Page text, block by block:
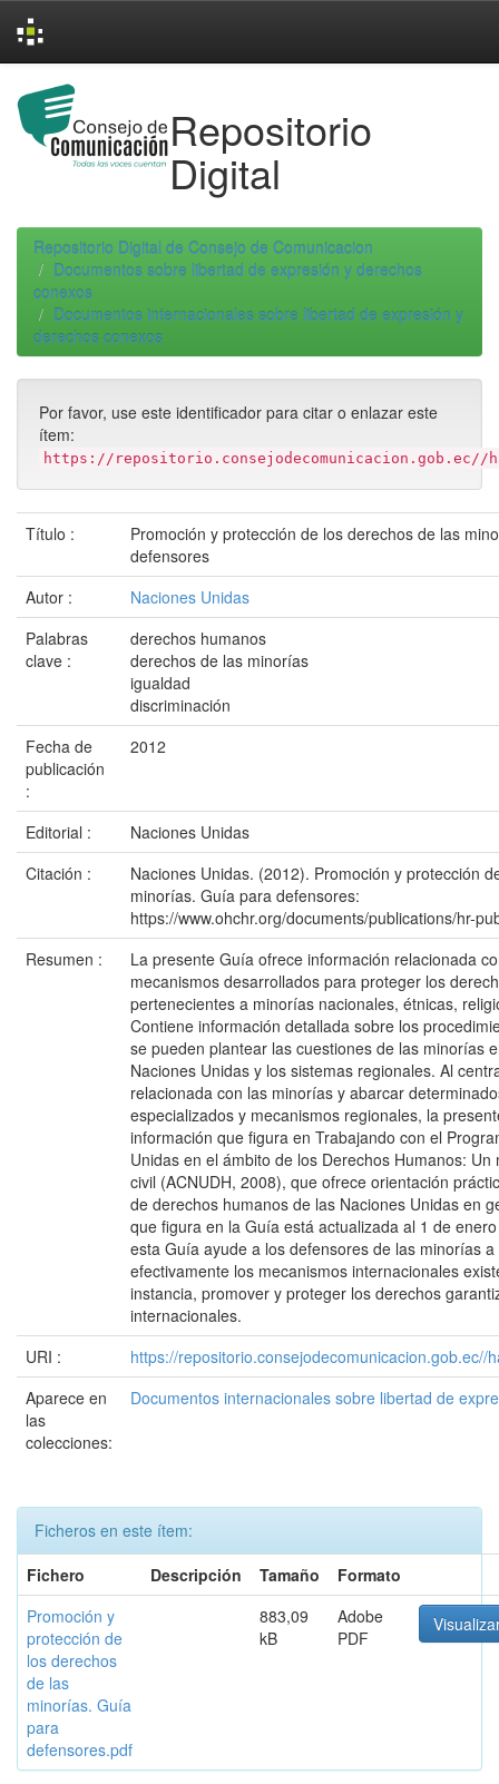
navigation
Repositorio
Digital
Repositorio Digital de Consejo de Comunicacion
Documentos sobre libertad de expresión y derechos
conexos
Documentos internacionales sobre libertad de expresión y
derechos conexos
Por favor, use este identificador para citar o enlazar este
ítem:
https://repositorio.consejodecomunicacion.gob.ec//
Título :
Promoción y protección de los derechos de las
defensores
Autor :
Naciones Unidas
Palabras
clave :
derechos humanos
derechos de las minorías
igualdad
discriminación
Fecha de
publicación
:
2012
Editorial :
Naciones Unidas
Citación :
Naciones Unidas. (2012). Promoción y protección
minorías. Guía para defensores:
https://www.ohchr.org/documents/publications/hr-
Resumen :
La presente Guía ofrece información relacionada
mecanismos desarrollados para proteger los
pertenecientes a minorías nacionales, étnicas,
Contiene información detallada sobre los
se pueden plantear las cuestiones de las minorías
Naciones Unidas y los sistemas regionales. Al
relacionada con las minorías y abarcar
especializados y mecanismos regionales, la
información que figura en Trabajando con el
Unidas en el ámbito de los Derechos Humanos:
civil (ACNUDH, 2008), que ofrece orientación
de derechos humanos de las Naciones Unidas en
que figura en la Guía está actualizada al 1 de
esta Guía ayude a los defensores de las minorías
efectivamente los mecanismos internacionales
instancia, promover y proteger los derechos
internacionales.
URI :
https://repositorio.consejodecomunicacion.gob.ec//
Aparece en
las
colecciones:
Documentos internacionales sobre libertad de
Ficheros en este ítem:
Fichero
Descripción Tamaño
Formato
Promoción y
protección de
los derechos
de las
minorías. Guía
para
defensores.pdf
883,09
kB
Adobe
PDF